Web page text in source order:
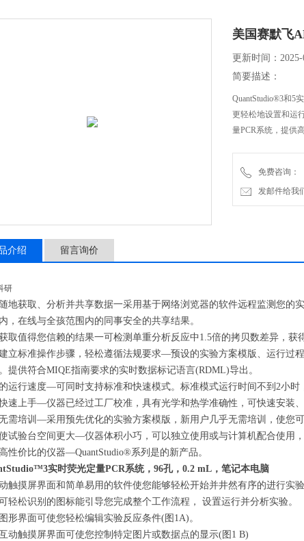
美国赛默飞
更新时间：2025-
简要描述：
QuantStudio®3和5
更轻松地设置和运
量PCR系统，提供
免费咨询：
发邮件给我
介绍 留言询价
研
地获取、分析并共享数据一采用基于网络浏览器的软件远程监测您的
，在线与全孩范围内的同事安全的共享结果。
值得您信赖的结果一可检测单重分析反应中1.5倍的拷贝数差异，获得
标准操作步骤，轻松遵循法规要求—预设的实验方案模版、运行过程
提供符合MIQE指南要求的实时数据标记语言(RDML)导出。
行速度—可同时支持标准和快速模式。标准模式运行时间不到2小时
上手—仪器已经过工厂校准，具有光学和热学准确性，可快速安装、
培训—采用预先优化的实验方案模版，新用户几乎无需培训，使您可
验台空间更大—仪器体积小巧，可以独立使用或与计算机配合使用
价比的仪器—QuantStudio®系列是的新产品。
实时荧光定量PCR系统，96孔，0.2 mL，笔记本电脑
触摸屏界面和简单易用的软件使您能够轻松开始并井然有序的进行实验
松识别的图标能引导您完成整个工作流程， 设置运行并分析实验。
界面可使您轻松编辑实验反应条件(图1A)。
触摸屏界面可使您控制特定图片或数据点的显示(图1 B)